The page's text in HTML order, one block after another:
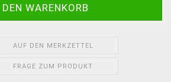
AUF DEN MERKZETTEL
FRAGE ZUM PRODUKT